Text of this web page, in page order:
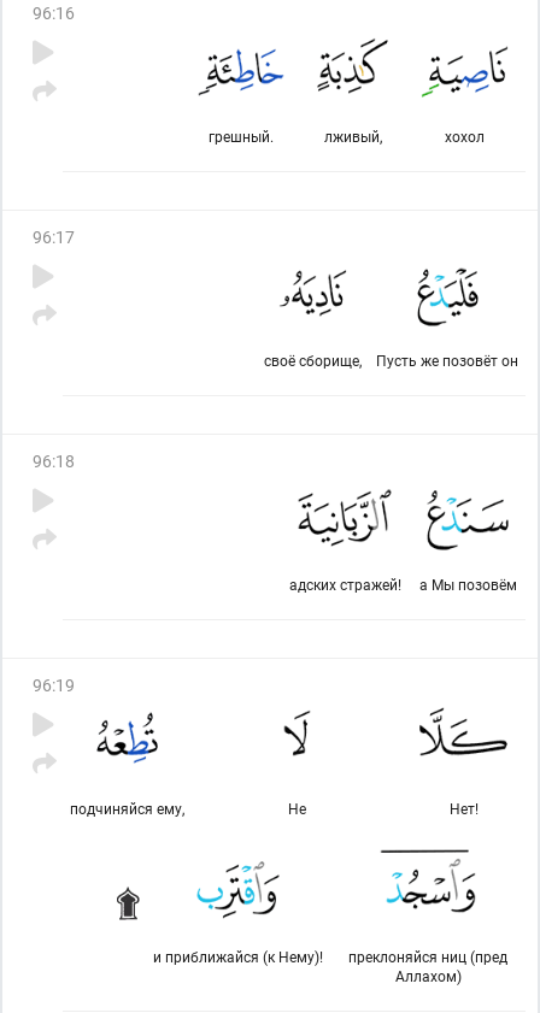
96:16
хохол
лживый,
грешный.
96:17
Пусть же позовёт он
своё сборище,
96:18
а Мы позовём
адских стражей!
96:19
Нет!
Не
подчиняйся ему,
преклоняйся ниц (пред
Аллахом)
и приближайся (к Нему)!